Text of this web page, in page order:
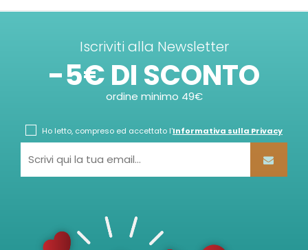
Iscriviti alla Newsletter
-5€ DI SCONTO
ordine minimo 49€
Ho letto, compreso ed accettato l'Informativa sulla Privacy